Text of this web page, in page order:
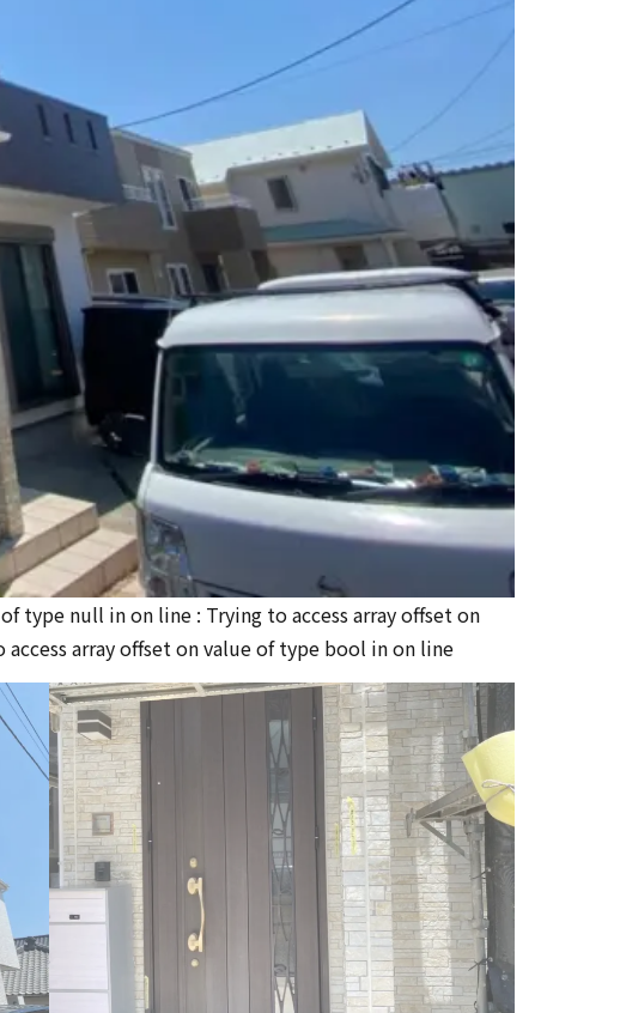
of type null inon line : Trying to access array offset on
access array offset on value of type bool inon line